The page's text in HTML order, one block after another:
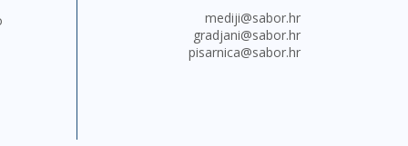
mediji@sabor.hr
gradjani@sabor.hr
pisarnica@sabor.hr